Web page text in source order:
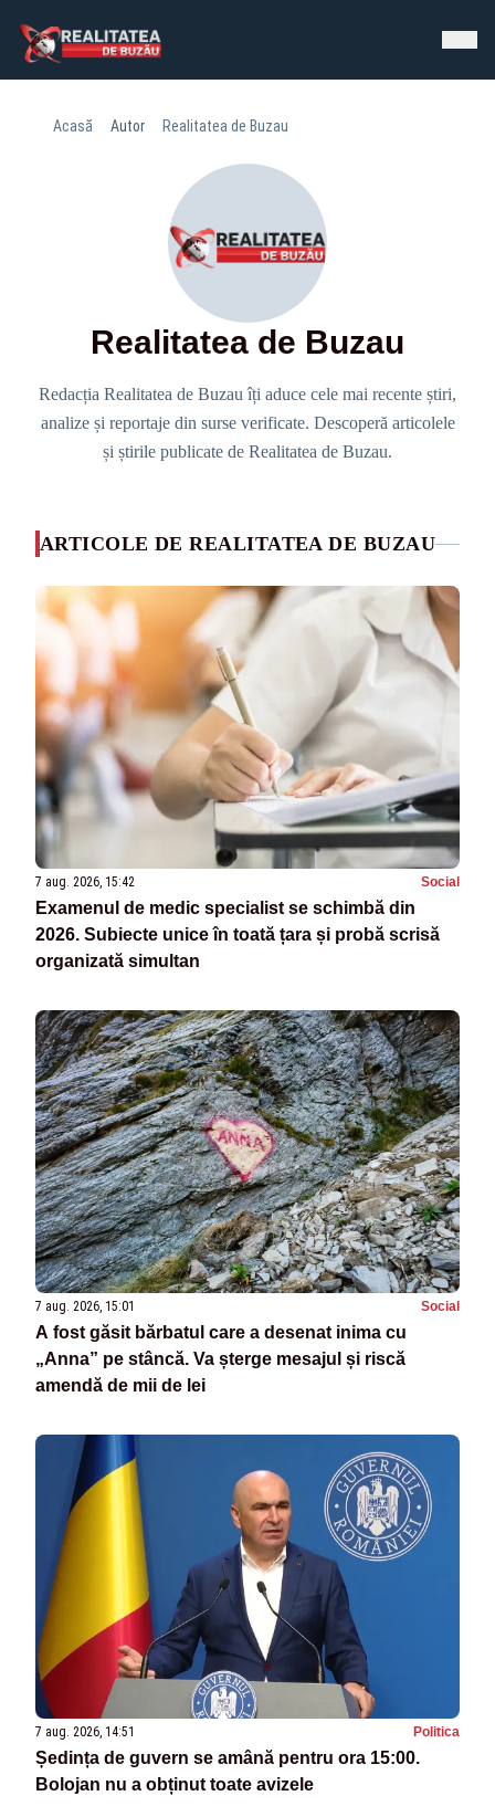
Acasă Autor Realitatea de Buzau
Realitatea de Buzau
Redacția Realitatea de Buzau îți aduce cele mai recente știri,
analize și reportaje din surse verificate. Descoperă articolele
și știrile publicate de Realitatea de Buzau.
ARTICOLE DE REALITATEA DE BUZAU
7 aug. 2026, 15:42 Social
Examenul de medic specialist se schimbă din
2026. Subiecte unice în toată țara și probă scrisă
organizată simultan
7 aug. 2026, 15:01 Social
A fost găsit bărbatul care a desenat inima cu
„Anna” pe stâncă. Va șterge mesajul și riscă
amendă de mii de lei
7 aug. 2026, 14:51 Politica
Ședința de guvern se amână pentru ora 15:00.
Bolojan nu a obținut toate avizele